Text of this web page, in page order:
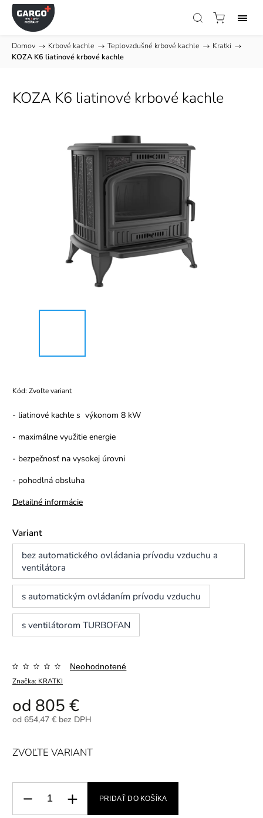
Domov / Krbové kachle / Teplovzdušné krbové kachle / Kratki /
KOZA K6 liatinové krbové kachle
KOZA K6 liatinové krbové kachle
Kód: Zvoľte variant
- liatinové kachle s výkonom 8 kW
- maximálne využitie energie
- bezpečnosť na vysokej úrovni
- pohodlná obsluha
Detailné informácie
Variant
bez automatického ovládania prívodu vzduchu a
ventilátora
s automatickým ovládaním prívodu vzduchu
s ventilátorom TURBOFAN
Značka: KRATKI
Neohodnotené
od 805 €
od 654,47 € bez DPH
ZVOĽTE VARIANT
PRIDAŤ DO KOŠÍKA